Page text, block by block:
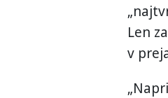
Len
v